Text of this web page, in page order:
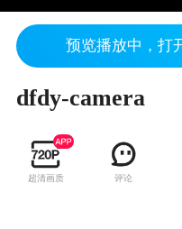
预览播放中，打
dfdy-camera
超清画质 评论